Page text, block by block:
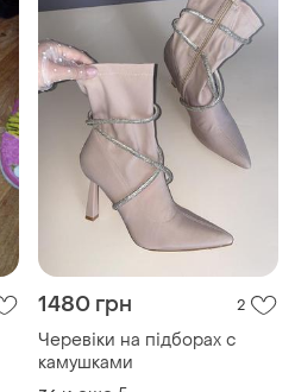
1480 грн 2
Черевіки на підборах с
камушками